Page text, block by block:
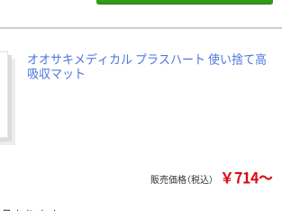
オオサキメディカル プラスハート 使い捨て高
吸収マット
販売価格（税込） ￥714～